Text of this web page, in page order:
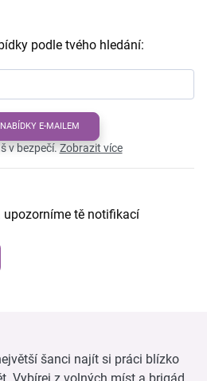
podle tvého hledání:
E-MAILEM
v bezpečí.Zobrazit více
tě notifikací
šanci najít si práci blízko
Vybírej z volných míst a brigád